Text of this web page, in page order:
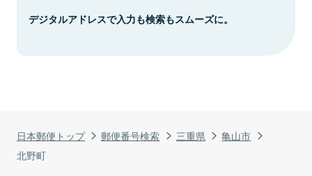
日本郵便トップ 郵便番号検索 三重県
亀山市
北野町
デジタルアドレスで入力も検索もスムーズに。